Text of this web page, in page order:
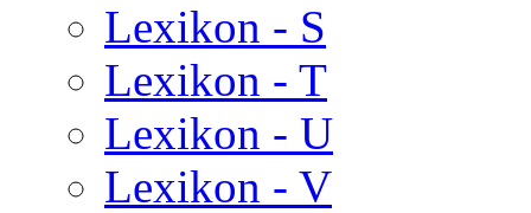
Lexikon - S
Lexikon - T
Lexikon - U
Lexikon - V